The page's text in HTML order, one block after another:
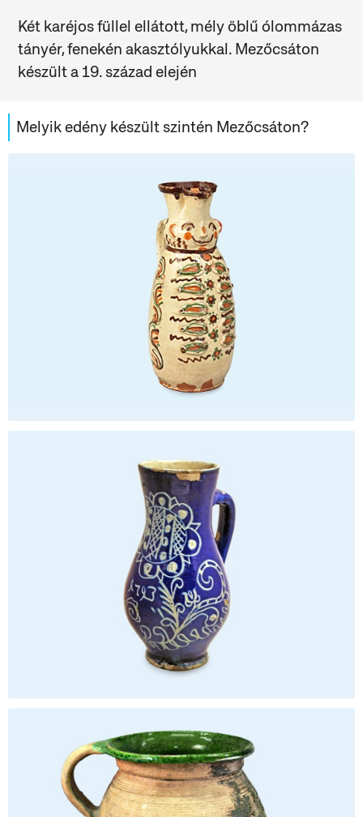
Két karéjos füllel ellátott, mély öblű ólommázas
tányér, fenekén akasztólyukkal. Mezőcsáton
készült a 19. század elején
Melyik edény készült szintén Mezőcsáton?